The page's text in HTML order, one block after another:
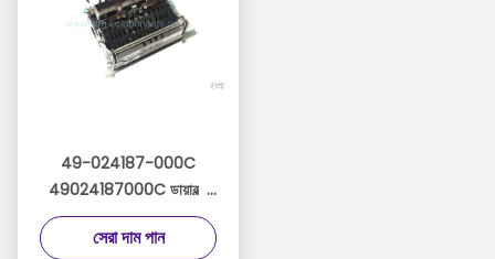
49-024187-000C
49024187000C ডায়াবল্ড
এটিএম পার্টস আপার ফ্রন্ট এসেম্বলি
অ্যাসি ইউপিআর এফআরটি
সেরা দাম পান